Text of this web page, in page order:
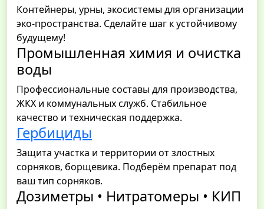
Контейнеры, урны, экосистемы для организации
эко-пространства. Сделайте шаг к устойчивому
будущему!
Промышленная химия и очистка
воды
Профессиональные составы для производства,
ЖКХ и коммунальных служб. Стабильное
качество и техническая поддержка.
Гербициды
Защита участка и территории от злостных
сорняков, борщевика. Подберём препарат под
ваш тип сорняков.
Дозиметры • Нитратомеры • КИП